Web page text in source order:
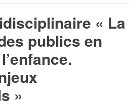
« La
publics en
»